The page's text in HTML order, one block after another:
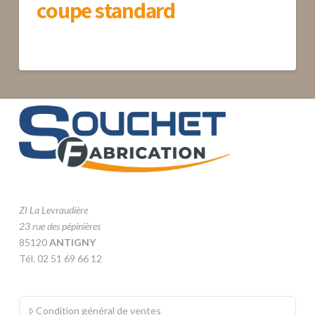
coupe standard
ZI La Levraudière
23 rue des pépinières
85120ANTIGNY
Tél. 02 51 69 66 12
Condition général de ventes